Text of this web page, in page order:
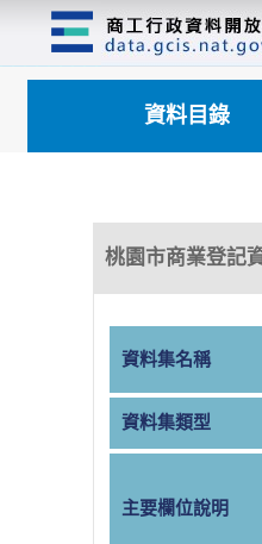
資料目錄
桃園市商業登記
資料集名稱
資料集類型
主要欄位說明